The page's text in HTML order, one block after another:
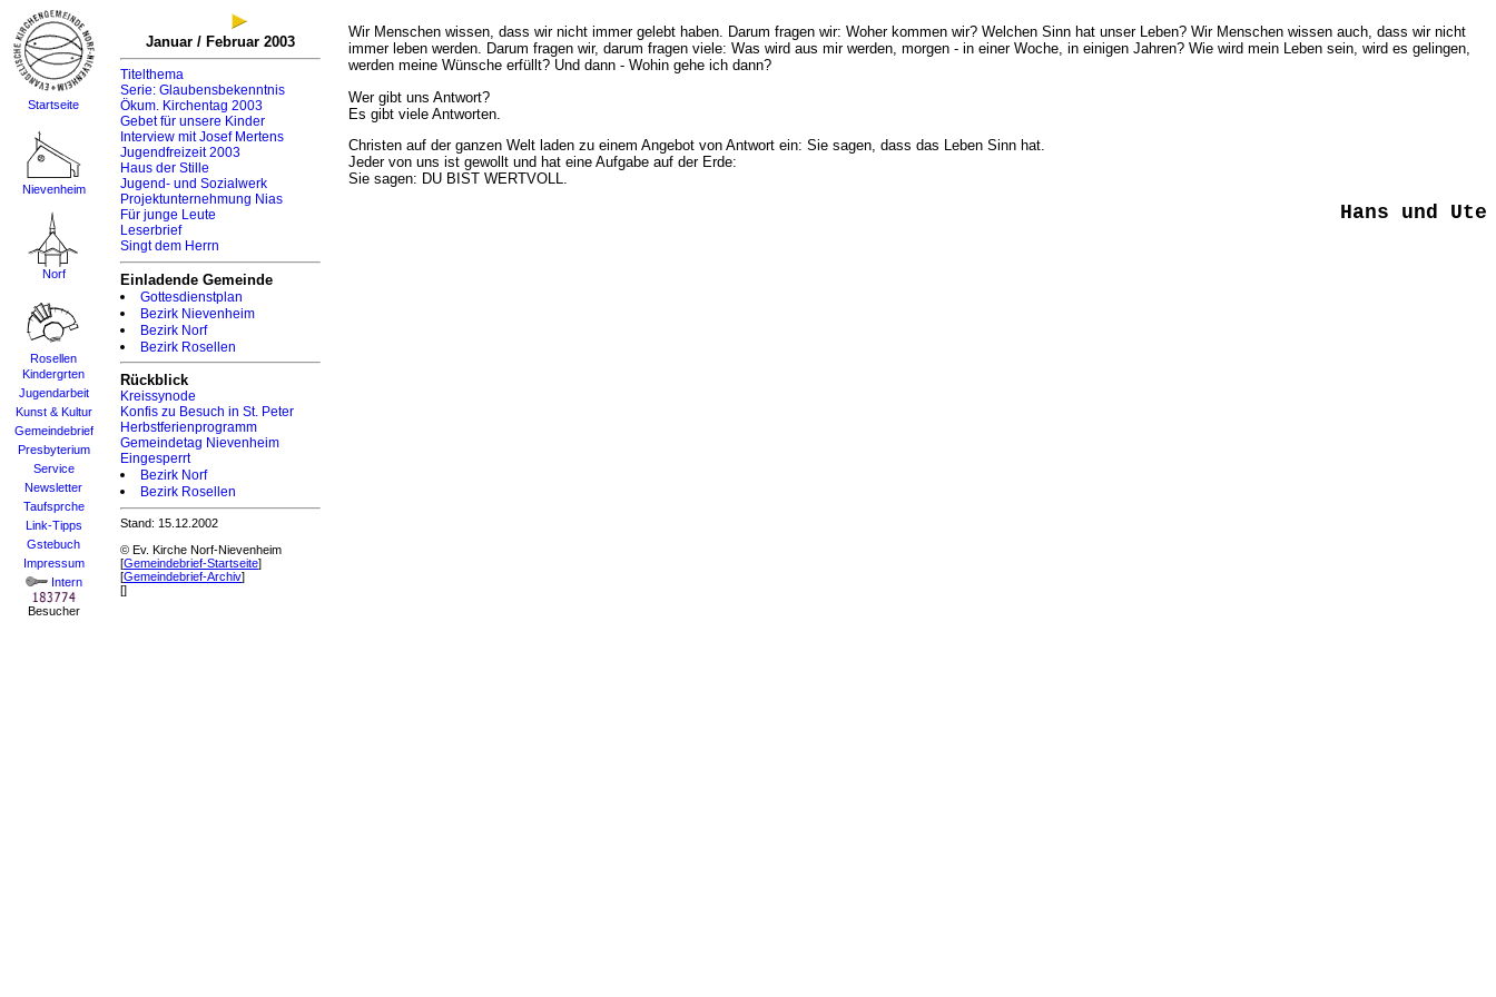
Januar / Februar 2003
Titelthema
Serie: Glaubensbekenntnis
Ökum. Kirchentag 2003
Gebet für unsere Kinder
Interview mit Josef Mertens
Jugendfreizeit 2003
Haus der Stille
Jugend- und Sozialwerk
Projektunternehmung Nias
Für junge Leute
Leserbrief
Singt dem Herrn
Einladende Gemeinde
Gottesdienstplan
Bezirk Nievenheim
Bezirk Norf
Bezirk Rosellen
Rückblick
Kreissynode
Konfis zu Besuch in St. Peter
Herbstferienprogramm
Gemeindetag Nievenheim
Eingesperrt
Bezirk Norf
Bezirk Rosellen
Stand: 15.12.2002
© Ev. Kirche Norf-Nievenheim
[Gemeindebrief-Startseite]
[Gemeindebrief-Archiv]
[]
Wir Menschen wissen, dass wir nicht immer gelebt haben. Darum fragen wir: Woher kommen wir? Welchen Sinn hat unser Leben? Wir Menschen wissen auch, dass wir nicht
immer leben werden. Darum fragen wir, darum fragen viele: Was wird aus mir werden, morgen - in einer Woche, in einigen Jahren? Wie wird mein Leben sein, wird es gelingen,
werden meine Wünsche erfüllt? Und dann - Wohin gehe ich dann?
Wer gibt uns Antwort?
Es gibt viele Antworten.
Christen auf der ganzen Welt laden zu einem Angebot von Antwort ein: Sie sagen, dass das Leben Sinn hat.
Jeder von uns ist gewollt und hat eine Aufgabe auf der Erde:
Sie sagen: DU BIST WERTVOLL.
Hans und Ute
Startseite
Nievenheim
Norf
Rosellen
Kindergrten
Jugendarbeit
Kunst & Kultur
Gemeindebrief
Presbyterium
Service
Newsletter
Taufsprche
Link-Tipps
Gstebuch
Impressum
Intern
Besucher